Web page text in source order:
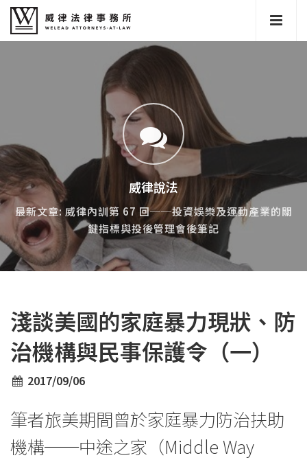
威律說法
最新文章: 威律內訓第 67 回──投資娛樂及運動產業的關
鍵指標與投後管理會後筆記
淺談美國的家庭暴力現狀、防
治機構與民事保護令（一）
2017/09/06
筆者旅美期間曾於家庭暴力防治扶助
機構──中途之家（Middle Way